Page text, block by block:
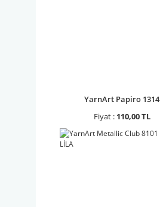
YarnArt Papiro 1314
Fiyat : 110,00 TL